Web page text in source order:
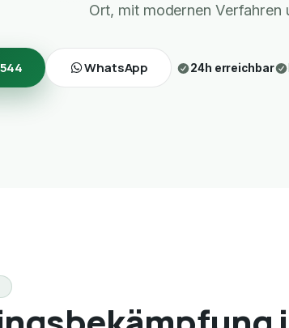
Ort, mit modernen Verfahren
WhatsApp 24h erreichbar